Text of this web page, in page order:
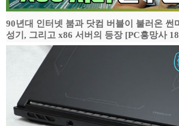
90년대 인터넷 붐과 닷컴 버블이 불러온 썬
성기, 그리고 x86 서버의 등장 [PC흥망사